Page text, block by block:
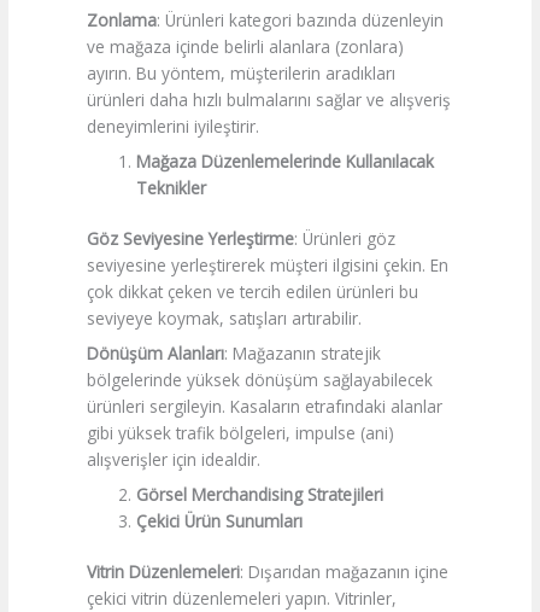
Zonlama: Ürünleri kategori bazında düzenleyin
ve mağaza içinde belirli alanlara (zonlara)
ayırın. Bu yöntem, müşterilerin aradıkları
ürünleri daha hızlı bulmalarını sağlar ve alışveriş
deneyimlerini iyileştirir.
Mağaza Düzenlemelerinde Kullanılacak
Teknikler
Göz Seviyesine Yerleştirme: Ürünleri göz
seviyesine yerleştirerek müşteri ilgisini çekin. En
çok dikkat çeken ve tercih edilen ürünleri bu
seviyeye koymak, satışları artırabilir.
Dönüşüm Alanları: Mağazanın stratejik
bölgelerinde yüksek dönüşüm sağlayabilecek
ürünleri sergileyin. Kasaların etrafındaki alanlar
gibi yüksek trafik bölgeleri, impulse (ani)
alışverişler için idealdir.
Görsel Merchandising Stratejileri
Çekici Ürün Sunumları
Vitrin Düzenlemeleri: Dışarıdan mağazanın içine
çekici vitrin düzenlemeleri yapın. Vitrinler,